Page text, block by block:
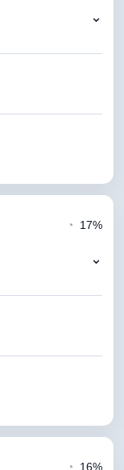
⌄
◔ 17%
⌄
◔ 16%